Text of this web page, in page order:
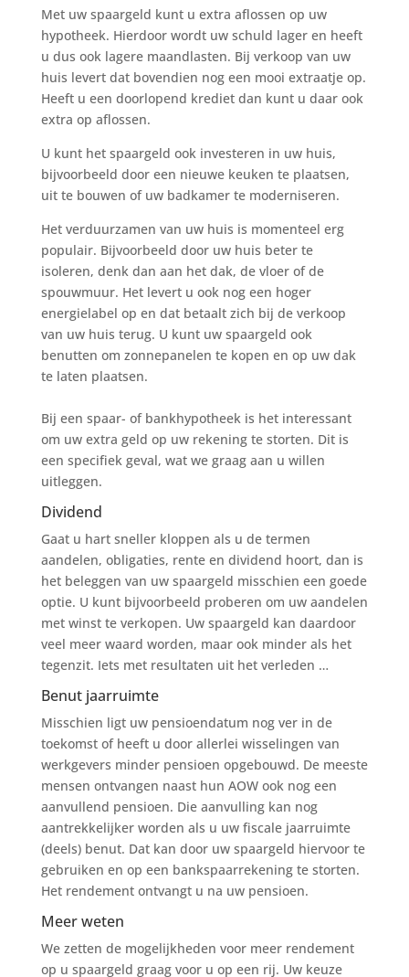
Met uw spaargeld kunt u extra aflossen op uw
hypotheek. Hierdoor wordt uw schuld lager en heeft
u dus ook lagere maandlasten. Bij verkoop van uw
huis levert dat bovendien nog een mooi extraatje op.
Heeft u een doorlopend krediet dan kunt u daar ook
extra op aflossen.
U kunt het spaargeld ook investeren in uw huis,
bijvoorbeeld door een nieuwe keuken te plaatsen,
uit te bouwen of uw badkamer te moderniseren.
Het verduurzamen van uw huis is momenteel erg
populair. Bijvoorbeeld door uw huis beter te
isoleren, denk dan aan het dak, de vloer of de
spouwmuur. Het levert u ook nog een hoger
energielabel op en dat betaalt zich bij de verkoop
van uw huis terug. U kunt uw spaargeld ook
benutten om zonnepanelen te kopen en op uw dak
te laten plaatsen.
Bij een spaar- of bankhypotheek is het interessant
om uw extra geld op uw rekening te storten. Dit is
een specifiek geval, wat we graag aan u willen
uitleggen.
Dividend
Gaat u hart sneller kloppen als u de termen
aandelen, obligaties, rente en dividend hoort, dan is
het beleggen van uw spaargeld misschien een goede
optie. U kunt bijvoorbeeld proberen om uw aandelen
met winst te verkopen. Uw spaargeld kan daardoor
veel meer waard worden, maar ook minder als het
tegenzit. Iets met resultaten uit het verleden …
Benut jaarruimte
Misschien ligt uw pensioendatum nog ver in de
toekomst of heeft u door allerlei wisselingen van
werkgevers minder pensioen opgebouwd. De meeste
mensen ontvangen naast hun AOW ook nog een
aanvullend pensioen. Die aanvulling kan nog
aantrekkelijker worden als u uw fiscale jaarruimte
(deels) benut. Dat kan door uw spaargeld hiervoor te
gebruiken en op een bankspaarrekening te storten.
Het rendement ontvangt u na uw pensioen.
Meer weten
We zetten de mogelijkheden voor meer rendement
op u spaargeld graag voor u op een rij. Uw keuze